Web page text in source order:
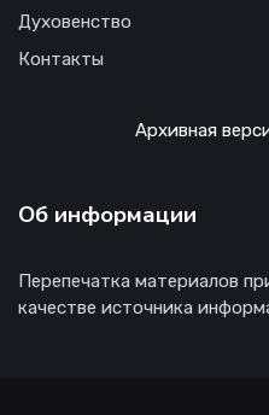
Духовенство
Контакты
Архивная
Об информации
Перепечатка материалов
качестве источника